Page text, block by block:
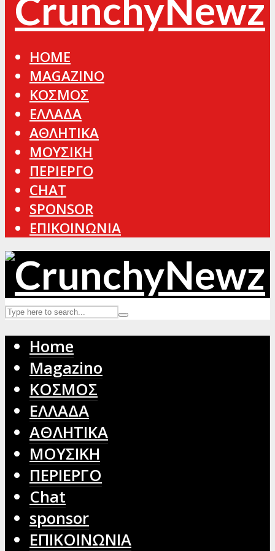
HOME
MAGAZINO
ΚΟΣΜΟΣ
ΕΛΛΑΔΑ
ΑΘΛΗΤΙΚΑ
ΜΟΥΣΙΚΗ
ΠΕΡΙΕΡΓΟ
CHAT
SPONSOR
ΕΠΙΚΟΙΝΩΝΙΑ
Home
Magazino
ΚΟΣΜΟΣ
ΕΛΛΑΔΑ
ΑΘΛΗΤΙΚΑ
ΜΟΥΣΙΚΗ
ΠΕΡΙΕΡΓΟ
Chat
sponsor
ΕΠΙΚΟΙΝΩΝΙΑ